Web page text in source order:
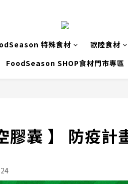
特殊食材 歐陸食材
FoodSeason SHOP食材門市專區
膠囊 】 防疫計